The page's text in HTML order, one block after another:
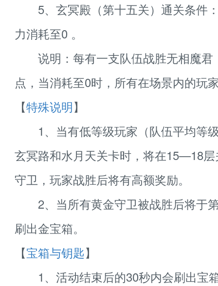
5、玄冥殿（第十五关）通关条件
力消耗至0 。
说明：每有一支队伍战胜无相魔君
点，当消耗至0时，所有在场景内的玩
【特殊说明】
1、当有低等级玩家（队伍平均等
玄冥路和水月天关卡时，将在15—18
守卫，玩家战胜后将有高额奖励。
2、当所有黄金守卫被战胜后将于
刷出金宝箱。
【宝箱与钥匙】
1、活动结束后的30秒内会刷出宝